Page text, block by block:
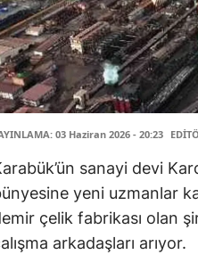
03 Haziran 2026 - 20:23
sanayi devi
yeni uzmanlar
çelik fabrikası olan
arkadaşları arıyor.